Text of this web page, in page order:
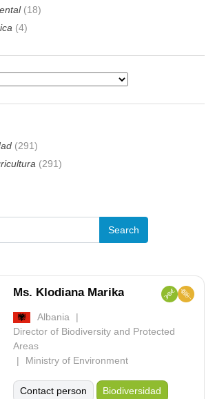
Ms. Klodiana Marika
Albania
Director of Biodiversity and Protected
Areas
Ministry of Environment
Contact person Biodiversidad
(18)
(4)
(291)
(291)